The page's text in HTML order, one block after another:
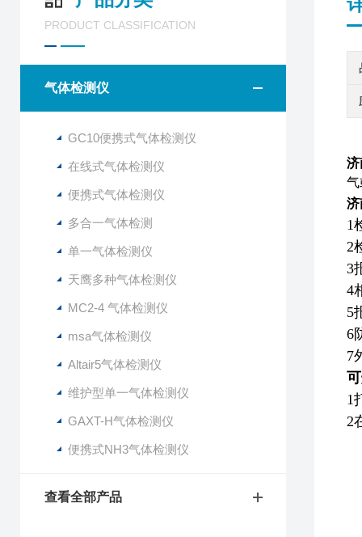
PRODUCT CLASSIFICATION
气体检测仪
GC10便携式气体检测仪
在线式气体检测仪
便携式气体检测仪
多合一气体检测
单一气体检测仪
天鹰多种气体检测仪
MC2-4 气体检测仪
msa气体检测仪
Altair5气体检测仪
维护型单一气体检测仪
GAXT-H气体检测仪
便携式NH3气体检测仪
查看全部产品
济
气
济
1
2
3
4
5
6
7
1
2